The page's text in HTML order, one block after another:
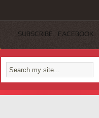
SUBSCRIBE FACEBOOK